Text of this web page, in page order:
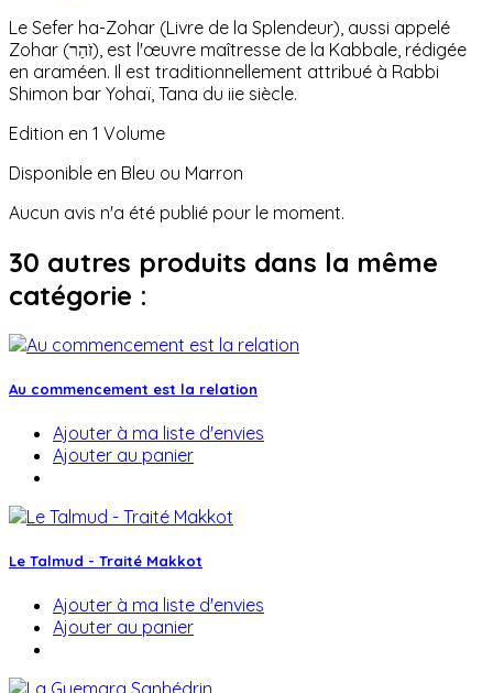
Le Sefer ha-Zohar (Livre de la Splendeur), aussi appelé
Zohar (זֹהַר), est l'œuvre maîtresse de la Kabbale, rédigée
en araméen. Il est traditionnellement attribué à Rabbi
Shimon bar Yohaï, Tana du iie siècle.
Edition en 1 Volume
Disponible en Bleu ou Marron
Aucun avis n'a été publié pour le moment.
30 autres produits dans la même
catégorie :
Au commencement est la relation
Ajouter à ma liste d'envies
Ajouter au panier
Le Talmud - Traité Makkot
Ajouter à ma liste d'envies
Ajouter au panier